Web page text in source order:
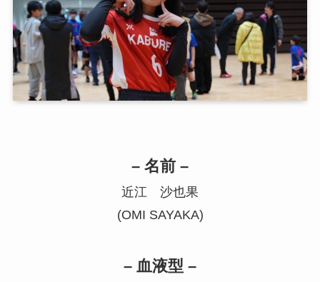
– 名前 –
近江 沙也果
(OMI SAYAKA)
– 血液型 –